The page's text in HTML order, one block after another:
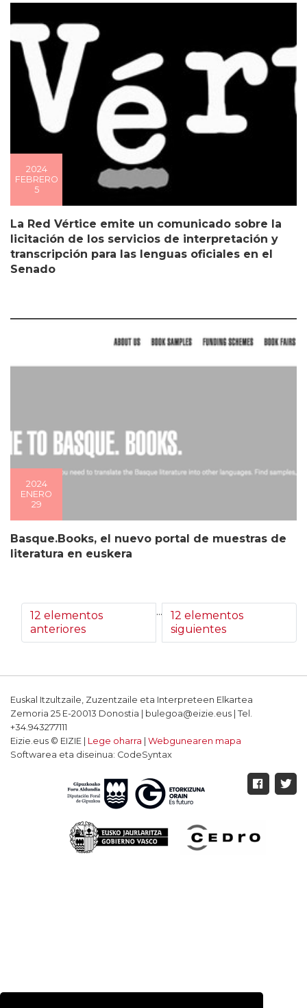
2024
FEBRERO
5
La Red Vértice emite un comunicado sobre la
licitación de los servicios de interpretación y
transcripción para las lenguas oficiales en el
Senado
2024
ENERO
29
Basque.Books, el nuevo portal de muestras de
literatura en euskera
12 elementos
anteriores
...
12 elementos
siguientes
Euskal Itzultzaile, Zuzentzaile eta Interpreteen Elkartea
Zemoria 25 E-20013 Donostia | bulegoa@eizie.eus | Tel.
+34.943277111
Eizie.eus © EIZIE | Lege oharra
Webgunearen mapa
Softwarea eta diseinua: CodeSyntax